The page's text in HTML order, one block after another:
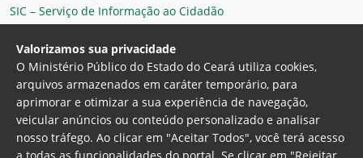
SIC – Serviço de Informação ao Cidadão
Plantão MP do Ceará
Secretaria Geral
Valorizamos sua privacidade
O Ministério Público do Estado do Ceará utiliza cookies,
arquivos armazenados em caráter temporário, para
aprimorar e otimizar a sua experiência de navegação,
veicular anúncios ou conteúdo personalizado e analisar
nosso tráfego. Ao clicar em "Aceitar Todos", você terá acesso